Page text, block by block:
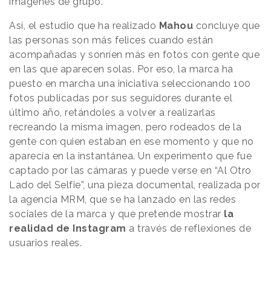
Así, el estudio que ha realizado Mahou concluye que
las personas son más felices cuando están
acompañadas y sonríen más en fotos con gente que
en las que aparecen solas. Por eso, la marca ha
puesto en marcha una iniciativa seleccionando 100
fotos publicadas por sus seguidores durante el
último año, retándoles a volver a realizarlas
recreando la misma imagen, pero rodeados de la
gente con quien estaban en ese momento y que no
aparecía en la instantánea. Un experimento que fue
captado por las cámaras y puede verse en “Al Otro
Lado del Selfie”, una pieza documental, realizada por
la agencia MRM, que se ha lanzado en las redes
sociales de la marca y que pretende mostrar la
realidad de Instagram a través de reflexiones de
usuarios reales.